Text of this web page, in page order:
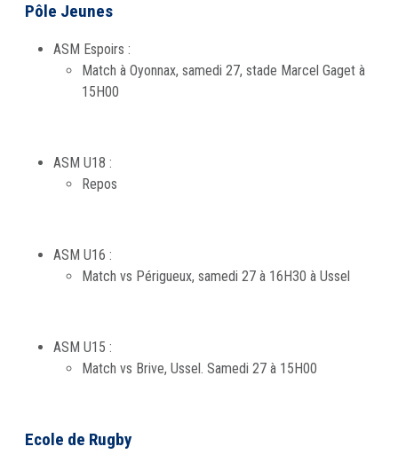
Pôle Jeunes
ASM Espoirs :
Match à Oyonnax, samedi 27, stade Marcel Gaget à
15H00
ASM U18 :
Repos
ASM U16 :
Match vs Périgueux, samedi 27 à 16H30 à Ussel
ASM U15 :
Match vs Brive, Ussel. Samedi 27 à 15H00
Ecole de Rugby